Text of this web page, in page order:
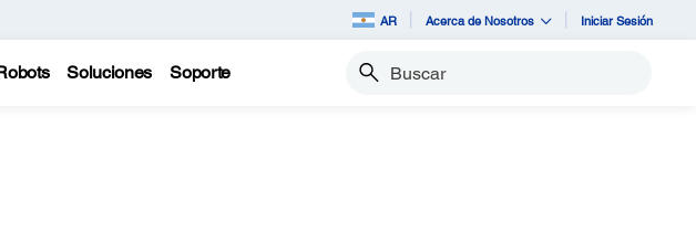
AR Acerca de Nosotros Iniciar Sesión
Soluciones Soporte Buscar